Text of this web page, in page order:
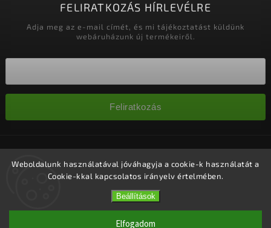
Weboldalunk használatával jóváhagyja a cookie-k használatát a
Cookie-kkal kapcsolatos irányelv értelmében.
Beállítások
Elfogadom
FELIRATKOZÁS HÍRLEVÉLRE
Adja meg az e-mail címét, és mi tájékoztatást küldünk
webáruházunk új termékeiről.
Feliratkozás
fenntartva.
Süti beállítások szerkesztése
Shoptet| DesignShoptak.cz.